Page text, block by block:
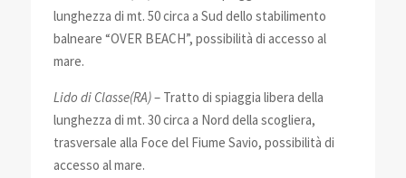
lunghezza di mt. 50 circa a Sud dello stabilimento
balneare “OVER BEACH”, possibilità di accesso al
mare.
Lido di Classe(RA)– Tratto di spiaggia libera della
lunghezza di mt. 30 circa a Nord della scogliera,
trasversale alla Foce del Fiume Savio, possibilità di
accesso al mare.